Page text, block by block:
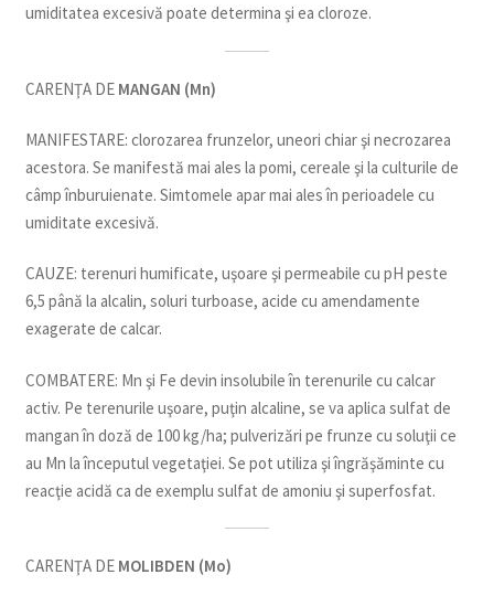
umiditatea excesivă poate determina şi ea cloroze.
CARENŢA DE MANGAN (Mn)
MANIFESTARE: clorozarea frunzelor, uneori chiar şi necrozarea
acestora. Se manifestă mai ales la pomi, cereale şi la culturile de
câmp înburuienate. Simtomele apar mai ales în perioadele cu
umiditate excesivă.
CAUZE: terenuri humificate, uşoare şi permeabile cu pH peste
6,5 până la alcalin, soluri turboase, acide cu amendamente
exagerate de calcar.
COMBATERE: Mn şi Fe devin insolubile în terenurile cu calcar
activ. Pe terenurile uşoare, puţin alcaline, se va aplica sulfat de
mangan în doză de 100 kg/ha; pulverizări pe frunze cu soluţii ce
au Mn la începutul vegetaţiei. Se pot utiliza şi îngrăşăminte cu
reacţie acidă ca de exemplu sulfat de amoniu şi superfosfat.
CARENŢA DE MOLIBDEN (Mo)